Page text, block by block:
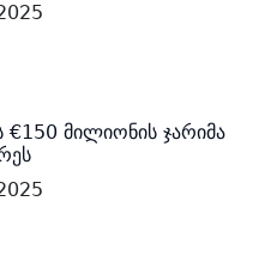
€150 მილიონის ჯარიმა